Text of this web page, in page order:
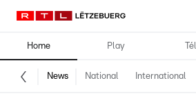
Home Play
News National International